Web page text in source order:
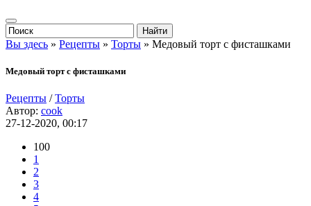
Вы здесь » Рецепты » Торты » Медовый торт с фисташками
Медовый торт с фисташками
Рецепты /Торты
Автор: cook
27-12-2020, 00:17
100
1
2
3
4